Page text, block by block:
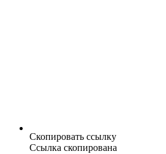
Скопировать ссылку
Ссылка скопирована